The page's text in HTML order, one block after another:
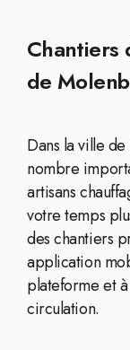
Chantiers
de
Dans la ville
nombre
artisans
votre temps
des chantiers
application
plateforme et
circulation.